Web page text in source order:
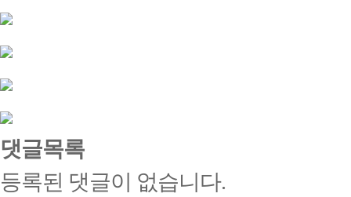
댓글목록
등록된 댓글이 없습니다.